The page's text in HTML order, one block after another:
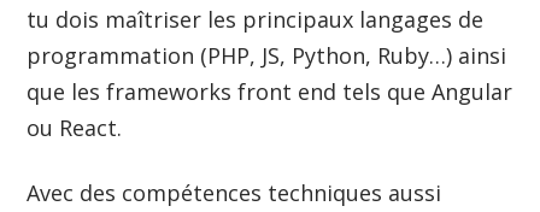
tu dois maîtriser les principaux langages de
programmation (PHP, JS, Python, Ruby…) ainsi
que les frameworks front end tels que Angular
ou React.
Avec des compétences techniques aussi